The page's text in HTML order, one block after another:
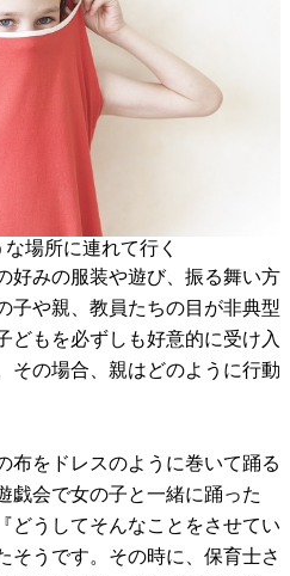
場所に連れて行く
好みの服装や遊び、振る舞い方
子や親、教員たちの目が非典型
どもを必ずしも好意的に受け入
その場合、親はどのように行動
布をドレスのように巻いて踊る
戯会で女の子と一緒に踊った
どうしてそんなことをさせてい
そうです。その時に、保育士さ